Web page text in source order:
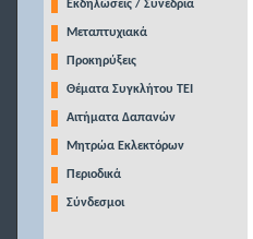
Εκδηλώσεις / Συνέδρια
Μεταπτυχιακά
Προκηρύξεις
Θέματα Συγκλήτου ΤΕΙ
Αιτήματα Δαπανών
Μητρώα Εκλεκτόρων
Περιοδικά
Σύνδεσμοι